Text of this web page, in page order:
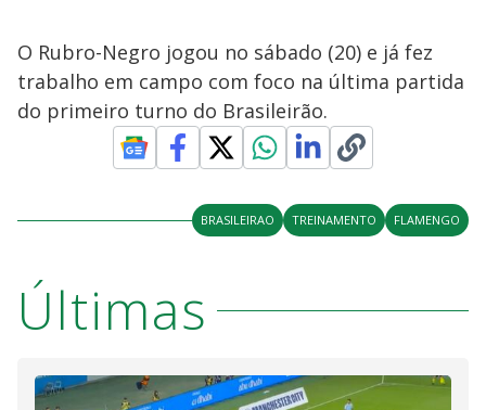
O Rubro-Negro jogou no sábado (20) e já fez
trabalho em campo com foco na última partida
do primeiro turno do Brasileirão.
BRASILEIRAO TREINAMENTO FLAMENGO
Últimas